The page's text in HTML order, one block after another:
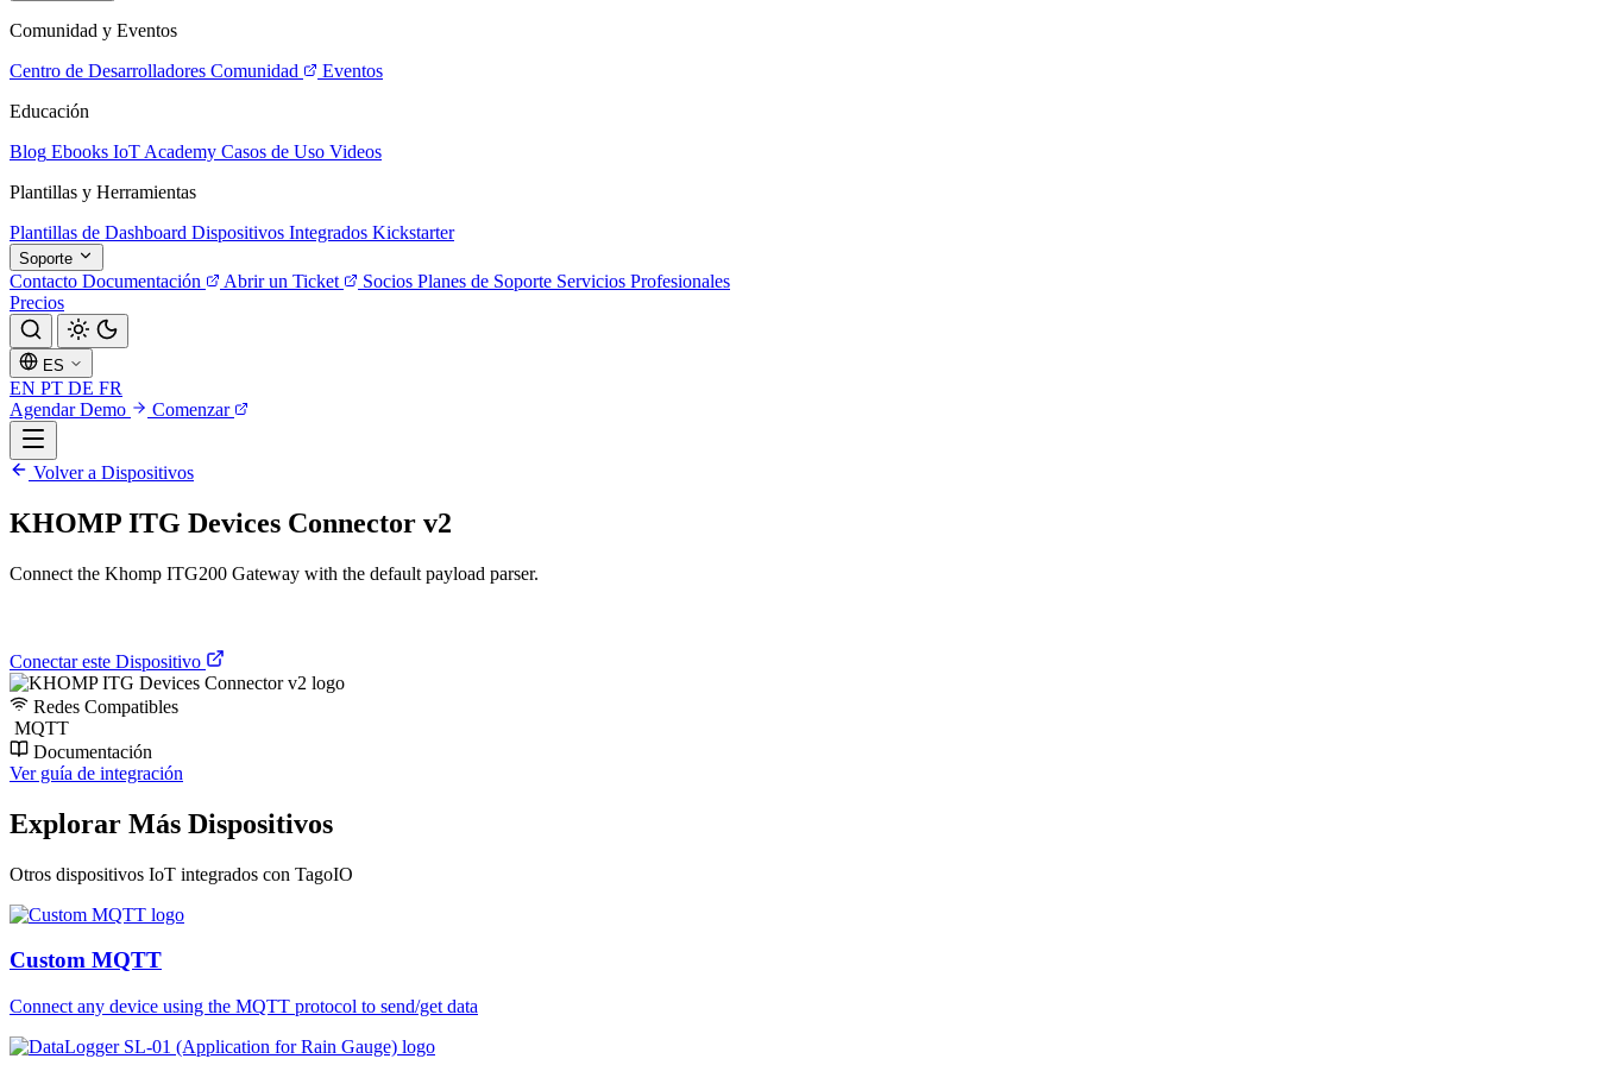
Comunidad y Eventos
Centro de Desarrolladores Comunidad
Eventos
Educación
Blog Ebooks IoT Academy Casos de Uso Videos
Plantillas y Herramientas
Plantillas de Dashboard Dispositivos Integrados Kickstarter
Soporte
Contacto Documentación Abrir un Ticket Socios Planes de Soporte Servicios Profesionales
Precios
ES
EN PT DE FR
Agendar Demo
Comenzar
Volver a Dispositivos
KHOMP ITG Devices Connector v2
Connect the Khomp ITG200 Gateway with the default payload parser.
Conectar este Dispositivo
Redes Compatibles
MQTT
Documentación
Ver guía de integración
Explorar Más Dispositivos
Otros dispositivos IoT integrados con TagoIO
Custom MQTT
Connect any device using the MQTT protocol to send/get data